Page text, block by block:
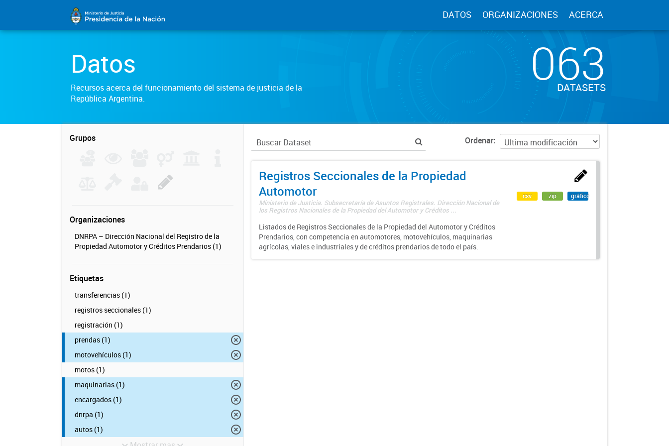
DATOS ORGANIZACIONES ACERCA
Datos
Recursos acerca del funcionamiento del sistema de justicia de la
República Argentina.
063
DATASETS
Grupos
Organizaciones
DNRPA – Dirección Nacional del Registro de la
Propiedad Automotor y Créditos Prendarios (1)
Etiquetas
transferencias (1)
registros seccionales (1)
registración (1)
prendas (1)
motovehículos (1)
motos (1)
maquinarias (1)
encargados (1)
dnrpa (1)
autos (1)
Ordenar
Registros Seccionales de la Propiedad
Automotor
Ministerio de Justicia. Subsecretaría de Asuntos Registrales. Dirección Nacional de
los Registros Nacionales de la Propiedad del Automotor y Créditos ...
Listados de Registros Seccionales de la Propiedad del Automotor y Créditos
Prendarios, con competencia en automotores, motovehículos, maquinarias
agrícolas, viales e industriales y de créditos prendarios de todo el país.
csv zip gráfico